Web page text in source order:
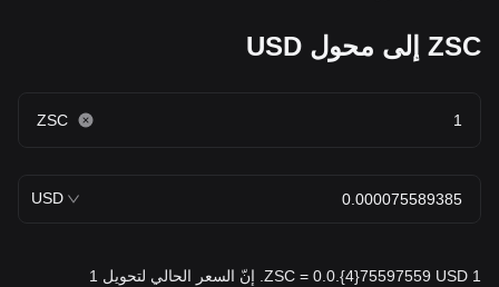
ZSC إلى محول USD
ZSC
USD
1 ZSC = 0.0.{4}75597559 USD. إنّ السعر الحالي لتحويل 1